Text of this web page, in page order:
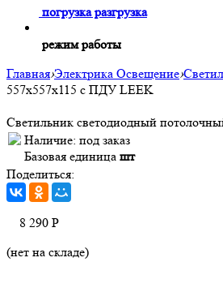
погрузка разгрузка
режим работы
Главная›Электрика Освещение›
557x557x115 с ПДУ LEEK
Светильник светодиодный
Наличие: под заказ
Базовая единица шт
Поделиться:
8 290 Р
(нет на складе)